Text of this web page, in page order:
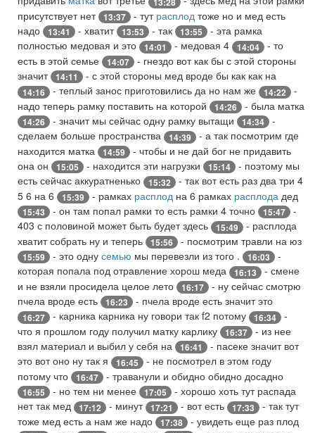
присутствует нет 13:37 - тут расплод тоже но и мед есть
надо
13:41 - хватит 13:53 - так 13:55
- эта рамка
полностью медовая и это
14:01 - медовая 4 14:04
- то
есть в этой семье
14:07
- гнездо вот как бы с этой стороны
значит 14:11 - с этой стороны мед вроде бы как как на
14:16 - теплый занос приготовились да но нам же 14:22
-
надо теперь рамку поставить на которой
14:26 - была матка
14:26 - значит мы сейчас одну рамку вытащи 14:34
-
сделаем больше пространства
14:39
- а так посмотрим где
находится матка
14:59
- чтобы и не дай бог не придавить
она он
15:05 - находится эти нагрузки 15:14
- поэтому мы
есть сейчас аккуратненько
15:32
- так вот есть раз два три 4
5 6 на 6
15:39 - рамках расплод на 6 рамках расплода дед
15:43 - он там попал рамки то есть рамки 4 точно 15:47
-
403 с половиной может быть будет здесь
15:49
- расплода
хватит собрать ну и теперь
15:56 - посмотрим травли на юз
15:59 - это одну семью мы перевезли из того . 16:03
-
которая попала под отравление хорош меда
16:13
- смене
и не взяли просидела целое лето
16:17
- ну сейчас смотрю
пчела вроде есть
16:23 - пчела вроде есть значит это
16:27 - карника карника ну говори так f2 потому 16:34
-
что я прошлом году получил матку карлику
16:37
- из нее
взял материал и выбил у себя на
16:41
- пасеке значит вот
это вот оно ну так я
16:45
- не посмотрел в этом году
потому что
16:47 - траванули и обидно обидно досадно
16:55 - но тем ни менее 17:05
- хорошо хоть тут распада
нет так мед
17:12 - минут 17:21 - вот есть 17:33
- так тут
тоже мед есть а нам же надо
17:38 - увидеть еще раз плод